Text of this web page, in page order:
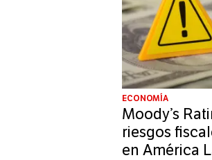
ECONOMÍA
Moody’s
riesgos
en América